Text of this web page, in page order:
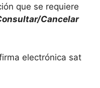
que se requiere
Cancelar